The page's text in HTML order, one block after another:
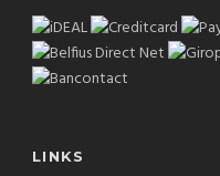
LINKS